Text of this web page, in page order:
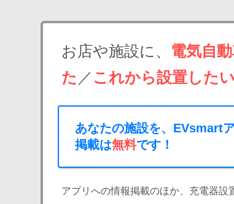
お店や施設に、 電気自
た ／ これから設置したい
あなたの施設を、EVsmart
掲載は無料です！
アプリへの情報掲載のほか、充電器設